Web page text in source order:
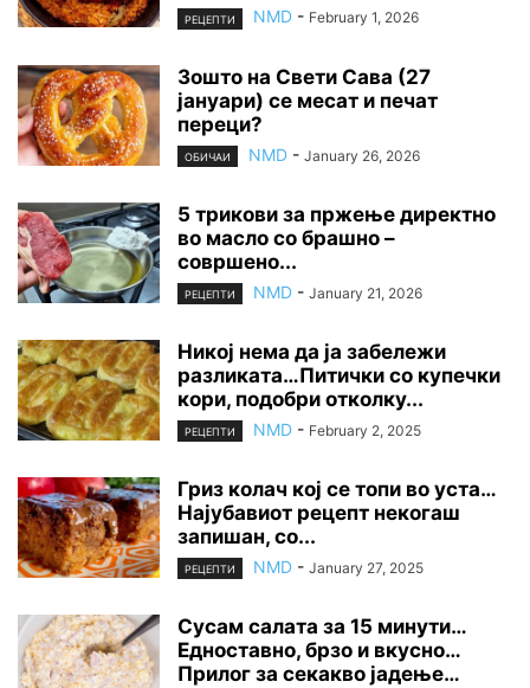
РЕЦЕПТИ NMD - February 1, 2026
Зошто на Свети Сава (27
јануари) се месат и печат
переци?
ОБИЧАИ NMD - January 26, 2026
5 трикови за пржење директно
во масло со брашно –
совршено...
РЕЦЕПТИ NMD - January 21, 2026
Никој нема да ја забележи
разликата…Питички со купечки
кори, подобри отколку...
РЕЦЕПТИ NMD - February 2, 2025
Гриз колач кој се топи во уста…
Најубавиот рецепт некогаш
запишан, со...
РЕЦЕПТИ NMD - January 27, 2025
Сусам салата за 15 минути…
Едноставно, брзо и вкусно…
Прилог за секакво јадење…